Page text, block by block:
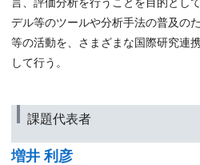
デル等のツールや分析手法の普及の
等の活動を、さまざまな国際研究連
して行う。
課題代表者
増井 利彦